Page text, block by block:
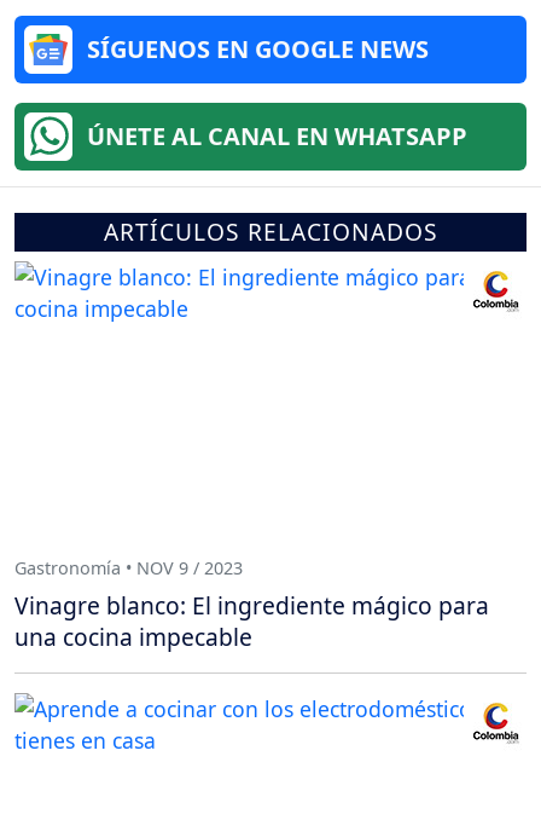
SÍGUENOS EN GOOGLE NEWS
ÚNETE AL CANAL EN WHATSAPP
ARTÍCULOS RELACIONADOS
Gastronomía • NOV 9 / 2023
Vinagre blanco: El ingrediente mágico para
una cocina impecable